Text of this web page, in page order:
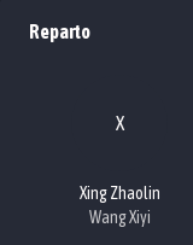
Reparto
X
Xing Zhaolin
Wang Xiyi